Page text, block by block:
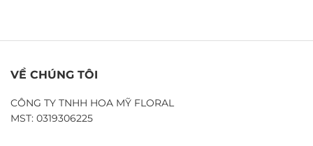
VỀ CHÚNG TÔI
CÔNG TY TNHH HOA MỸ FLORAL
MST: 0319306225